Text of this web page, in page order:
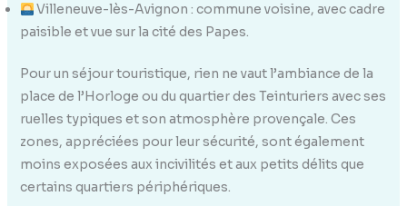
Villeneuve-lès-Avignon : commune voisine, avec cadre
paisible et vue sur la cité des Papes.
Pour un séjour touristique, rien ne vaut l’ambiance de la
place de l’Horloge ou du quartier des Teinturiers avec ses
ruelles typiques et son atmosphère provençale. Ces
zones, appréciées pour leur sécurité, sont également
moins exposées aux incivilités et aux petits délits que
certains quartiers périphériques.